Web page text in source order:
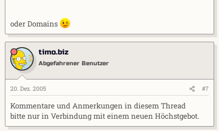
oder Domains
timo.biz
Abgefahrener Benutzer
20. Dez. 2005 #7
Kommentare und Anmerkungen in diesem Thread
bitte nur in Verbindung mit einem neuen Höchstgebot.